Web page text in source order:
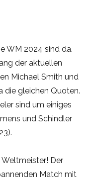
WM 2024 sind da.
der aktuellen
Michael Smith und
die gleichen Quoten.
sind um einiges
und Schindler
Weltmeister! Der
Match mit